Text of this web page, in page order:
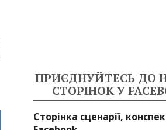
ПРИЄДНУЙТЕСЬ ДО
СТОРІНОК У
Сторінка сценарії,